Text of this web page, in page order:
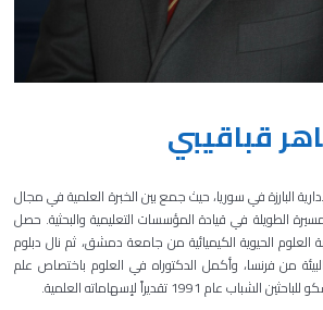
قباقيبي
البارزة في سوريا، حيث جمع بين الخبرة العلمية في مجال
الطويلة في قيادة المؤسسات التعليمية والبحثية. حصل
الحيوية الكيميائية من جامعة دمشق، ثم نال دبلوم
من فرنسا، وأكمل الدكتوراه في العلوم باختصاص علم
عام 1991 تقديراً لإسهاماته العلمية.